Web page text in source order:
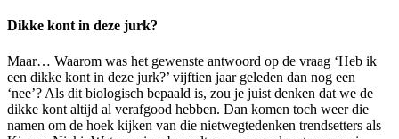
Dikke kont in deze jurk?
Maar… Waarom was het gewenste antwoord op de vraag ‘Heb ik
een dikke kont in deze jurk?’ vijftien jaar geleden dan nog een
‘nee’? Als dit biologisch bepaald is, zou je juist denken dat we de
dikke kont altijd al verafgood hebben. Dan komen toch weer die
namen om de hoek kijken van die nietwegtedenken trendsetters als